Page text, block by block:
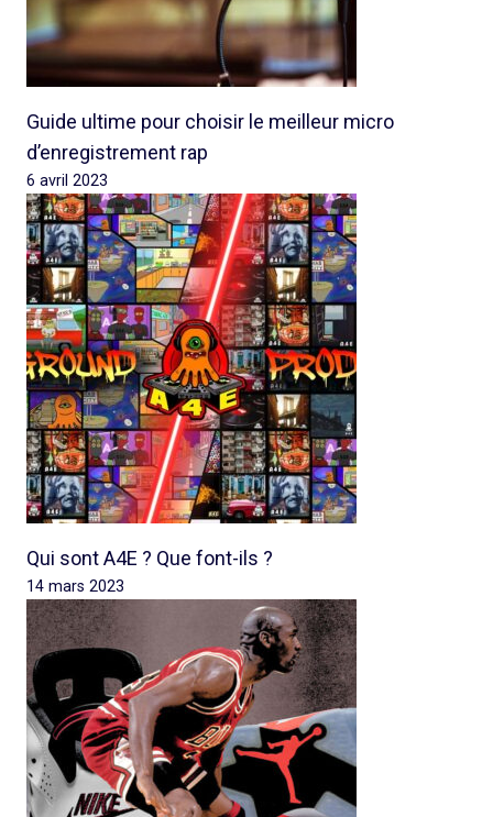
Guide ultime pour choisir le meilleur micro
d’enregistrement rap
6 avril 2023
Qui sont A4E ? Que font-ils ?
14 mars 2023